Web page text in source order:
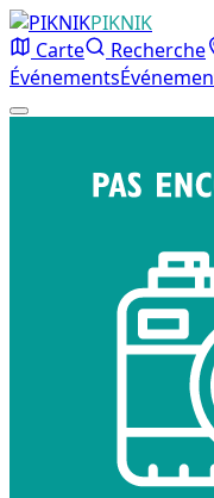
PIKNIK
Carte
Recherche
Événements